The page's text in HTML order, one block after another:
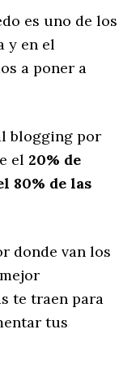
es uno de los
y en el
a poner a
blogging por
el 20% de
80% de las
donde van los
te traen para
tus